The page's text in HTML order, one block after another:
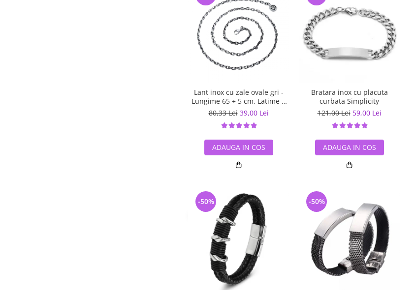
Lant inox cu zale ovale gri -
Lungime 65 + 5 cm, Latime 4
mm
80,33 Lei 39,00 Lei
ADAUGA IN COS
Bratara inox cu placuta
curbata Simplicity
121,00 Lei 59,00 Lei
ADAUGA IN COS
-50% -50%